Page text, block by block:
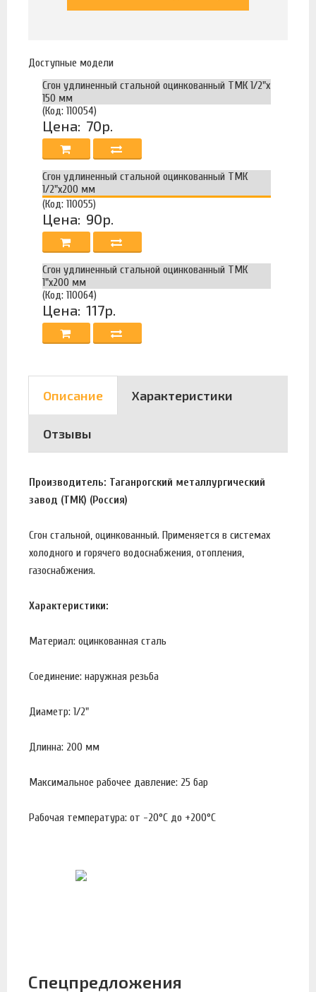
Доступные модели
Сгон удлиненный стальной оцинкованный ТМК 1/2"x
150 мм
(Код: 110054)
Цена: 70р.
Сгон удлиненный стальной оцинкованный ТМК
1/2"x200 мм
(Код: 110055)
Цена: 90р.
Сгон удлиненный стальной оцинкованный ТМК
1"x200 мм
(Код: 110064)
Цена: 117р.
Описание Характеристики
Отзывы
Производитель: Таганрогский металлургический
завод (ТМК) (Россия)
Сгон стальной, оцинкованный. Применяется в системах
холодного и горячего водоснабжения, отопления,
газоснабжения.
Характеристики:
Материал: оцинкованная сталь
Соединение: наружная резьба
Диаметр: 1/2"
Длинна: 200 мм
Максимальное рабочее давление: 25 бар
Рабочая температура: от -20°С до +200°С
Спецпредложения